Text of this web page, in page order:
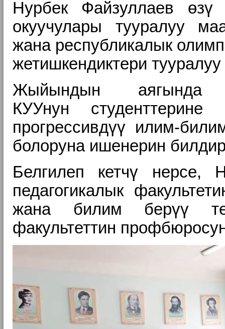
Нурбек Файзуллаев өзү
окуучулары тууралуу
жана республикалык
жетишкендиктери
Жыйындын аягында
КУУнун
прогрессивдүү илим-
болоруна ишенерин
Белгилеп кетчү
педагогикалык
жана билим берүү
факультеттин